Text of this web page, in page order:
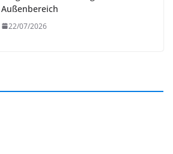
Außenbereich
22/07/2026